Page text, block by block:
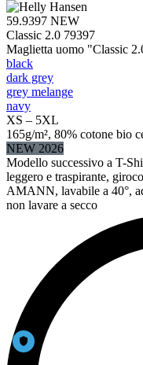
59.9397 NEW
Classic 2.0 79397
Maglietta uomo "Classic
black
dark grey
grey melange
navy
XS – 5XL
165g/m², 80% cotone bio
NEW 2026
Modello successivo a T-
leggero e traspirante,
AMANN, lavabile a 40°,
non lavare a secco